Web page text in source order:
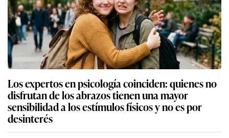
Los expertos en psicología coinciden: quienes no
disfrutan de los abrazos tienen una mayor
sensibilidad a los estímulos físicos y no es por
desinterés